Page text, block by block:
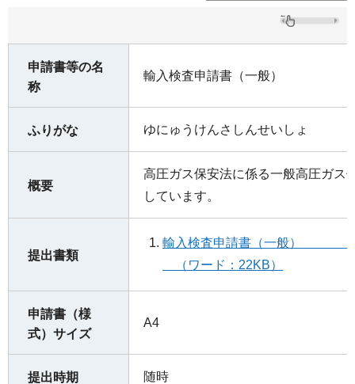
申請書等の名
称
輸入検査申請書（一般）
ふりがな ゆにゅうけんさしんせいしょ
概要
高圧ガス保安法に係る一般高圧ガス
しています。
提出書類
輸入検査申請
（ワード：22KB）
申請書（様
式）サイズ
A4
提出時期 随時